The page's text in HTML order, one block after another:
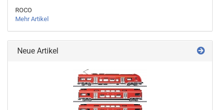
ROCO
Mehr Artikel
Neue Artikel